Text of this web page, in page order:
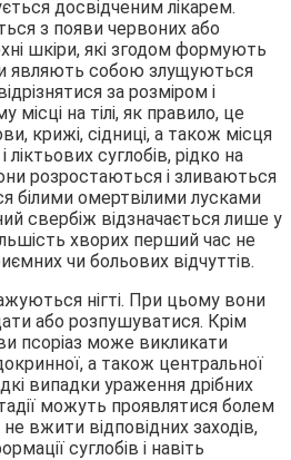
досвідченим лікарем.
з появи червоних або
шкіри, які згодом формують
являють собою злущуються
за розміром і
місці на тілі, як правило, це
крижі, сідниці, а також місця
суглобів, рідко на
розростаються і зливаються
білими омертвілими лусками
свербіж відзначається лише у
хворих перший час не
чи больових відчуттів.
нігті. При цьому вони
або розпушуватися. Крім
псоріаз може викликати
а також центральної
випадки ураження дрібних
можуть проявлятися болем
не вжити відповідних заходів,
суглобів і навіть